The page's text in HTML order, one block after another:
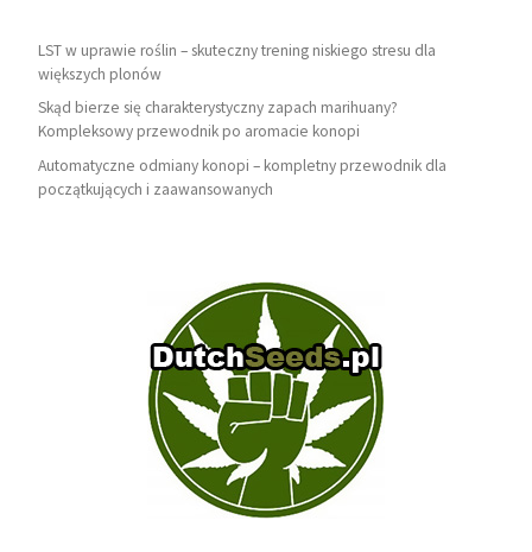
LST w uprawie roślin – skuteczny trening niskiego stresu dla
większych plonów
Skąd bierze się charakterystyczny zapach marihuany?
Kompleksowy przewodnik po aromacie konopi
Automatyczne odmiany konopi – kompletny przewodnik dla
początkujących i zaawansowanych